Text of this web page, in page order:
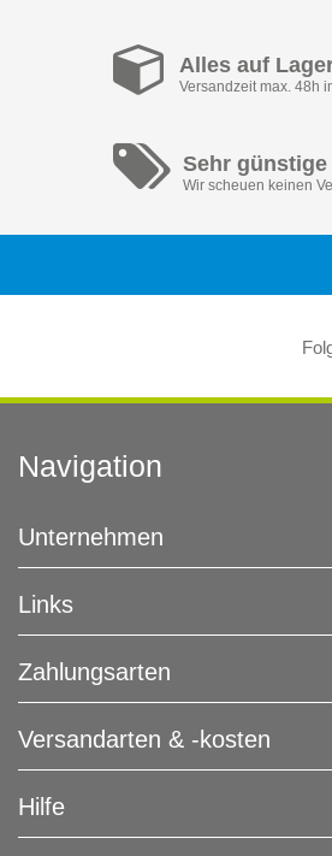
Alles auf
Versandzeit max. 48h
Sehr günstige
Wir scheuen keinen
Navigation
Unternehmen
Links
Zahlungsarten
Versandarten & -kosten
Hilfe